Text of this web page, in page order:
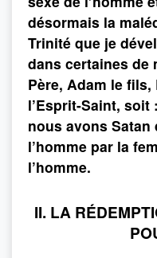
désormais la
Trinité que je
dans certaines de
Père, Adam le
l’Esprit-Saint, soit
nous avons
l’homme par la
l’homme.
II. LA